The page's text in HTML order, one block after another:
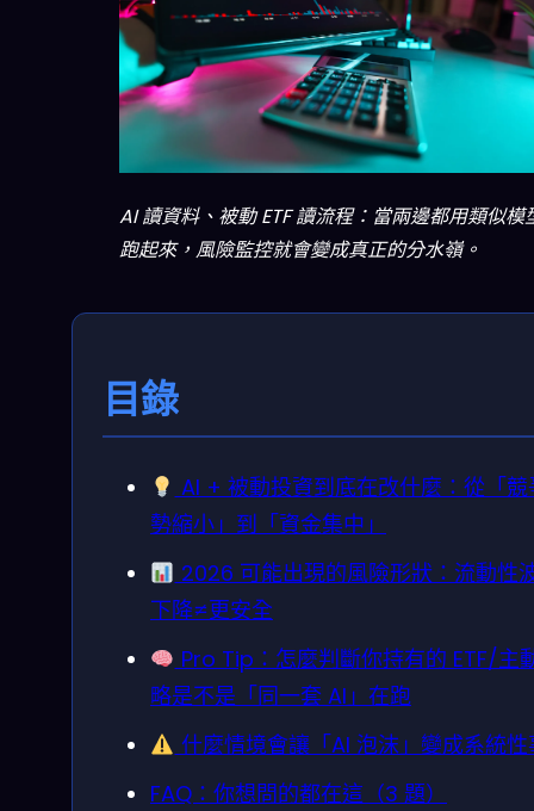
AI 讀資料、被動 ETF 讀流程：當兩邊都用類似模
跑起來，風險監控就會變成真正的分水嶺。
目錄
AI + 被動投資到底在改什麼：從「競
勢縮小」到「資金集中」
2026 可能出現的風險形狀：流動性
下降≠更安全
Pro Tip：怎麼判斷你持有的 ETF/主
略是不是「同一套 AI」在跑
什麼情境會讓「AI 泡沫」變成系統性
FAQ：你想問的都在這（3 題）